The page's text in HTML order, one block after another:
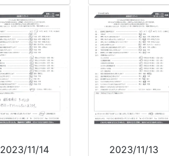
2023/11/14
2023/11/13